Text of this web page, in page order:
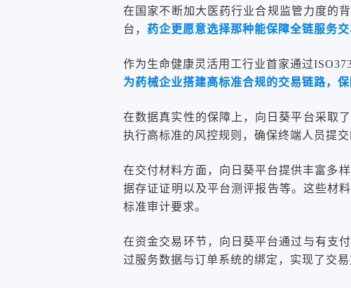
在国家不断加大医药行业合规监管力度的
台， 药企更愿意选择那种能保障全链服务
作为生命健康灵活用工行业首家通过
为药械企业搭建高标准合规的交易链路，
在数据真实性的保障上，向日葵平台采取
执行高标准的风控规则，确保终端人员提
在交付材料方面，向日葵平台提供丰富多
据存证证明以及平台测评报告等。这些材
标准审计要求。
在资金交易环节，向日葵平台通过与有支
过服务数据与订单系统的绑定，实现了交